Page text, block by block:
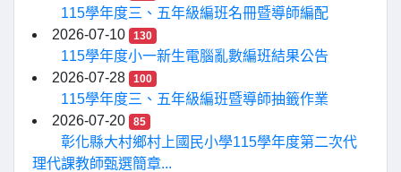
115學年度三、五年級編班名冊暨導師編配
2026-07-10
130
115學年度小一新生電腦亂數編班結果公告
2026-07-28
100
115學年度三、五年級編班暨導師抽籤作業
2026-07-20
85
彰化縣大村鄉村上國民小學115學年度第二次代
理代課教師甄選簡章...